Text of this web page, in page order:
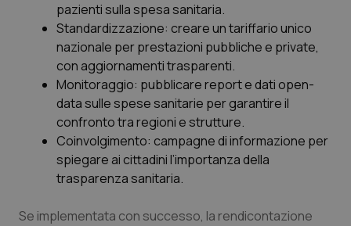
Tumore al seno
Tumore ovarico
Tumori del Polmone & Testa Collo
Tumori gastrointestinali
Ulcera & Reflusso
Vaccini
pazienti sulla spesa sanitaria.
Standardizzazione: creare un tariffario unico
nazionale per prestazioni pubbliche e private,
con aggiornamenti trasparenti.
Monitoraggio: pubblicare report e dati open-
data sulle spese sanitarie per garantire il
confronto tra regioni e strutture.
Coinvolgimento: campagne di informazione per
spiegare ai cittadini l’importanza della
trasparenza sanitaria.
Se implementata con successo, la rendicontazione